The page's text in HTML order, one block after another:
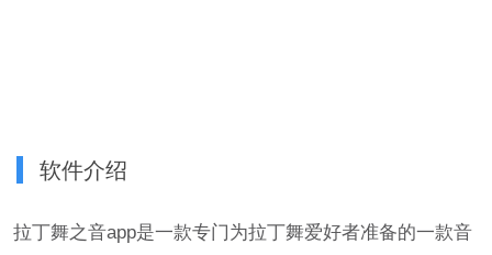
软件介绍
拉丁舞之音app是一款专门为拉丁舞爱好者准备的一款音